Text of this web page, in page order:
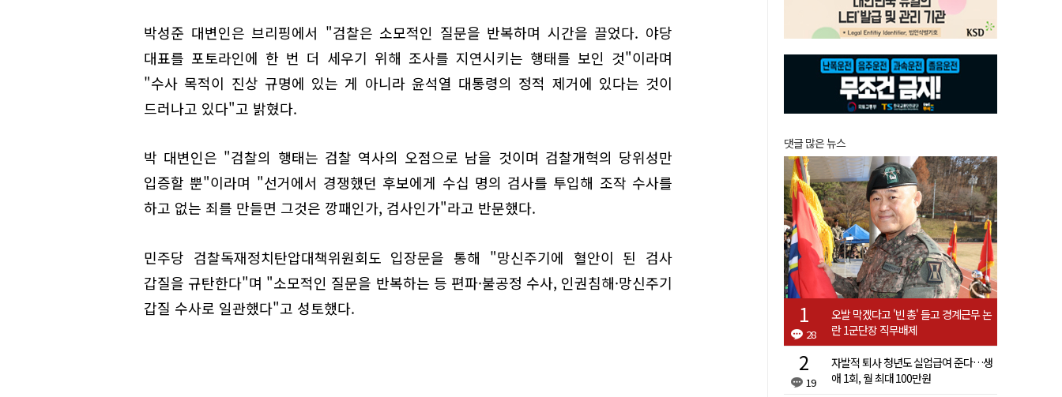
박성준 대변인은 브리핑에서 "검찰은 소모적인 질문을 반복하며 시간을 끌었다. 야당
대표를 포토라인에 한 번 더 세우기 위해 조사를 지연시키는 행태를 보인 것"이라며
"수사 목적이 진상 규명에 있는 게 아니라 윤석열 대통령의 정적 제거에 있다는 것이
드러나고 있다"고 밝혔다.
박 대변인은 "검찰의 행태는 검찰 역사의 오점으로 남을 것이며 검찰개혁의 당위성만
입증할 뿐"이라며 "선거에서 경쟁했던 후보에게 수십 명의 검사를 투입해 조작 수사를
하고 없는 죄를 만들면 그것은 깡패인가, 검사인가"라고 반문했다.
민주당 검찰독재정치탄압대책위원회도 입장문을 통해 "망신주기에 혈안이 된 검사
갑질을 규탄한다"며 "소모적인 질문을 반복하는 등 편파·불공정 수사, 인권침해·망신주기
갑질 수사로 일관했다"고 성토했다.
댓글 많은 뉴스
28
오발 막겠다고 '빈 총' 들고 경계근무 논
란 1군단장 직무배제
19
자발적 퇴사 청년도 실업급여 준다…생
애 1회, 월 최대 100만원